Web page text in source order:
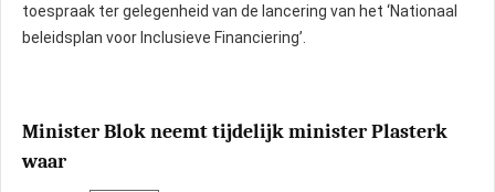
toespraak ter gelegenheid van de lancering van het ‘Nationaal
beleidsplan voor Inclusieve Financiering’.
Minister Blok neemt tijdelijk minister Plasterk
waar